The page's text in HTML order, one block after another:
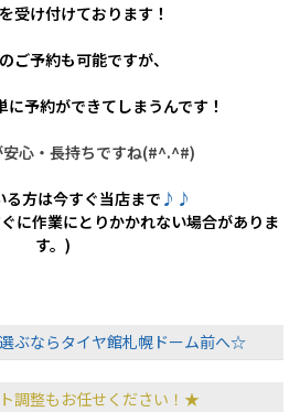
受け付けております！
ご予約も可能ですが、
予約ができてしまうんです！
安心・長持ちですね(#^.^#)
る方は今すぐ当店まで ♪♪
に作業にとりかかれない場合がありま
す。)
ぶならタイヤ館札幌ドーム前へ☆
調整もお任せください！★